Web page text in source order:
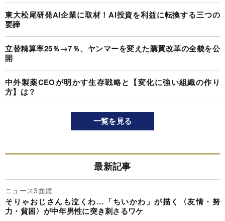
東大松尾研発AI企業に取材！AI投資を利益に転換する三つの
要諦
立替精算率25％→7％、ヤンマーを変えた購買改革の全貌を公
開
中外製薬CEOが明かす生存戦略と【変化に強い組織の作り
方】は？
一覧を見る
最新記事
ニュース3面鏡
そりゃおじさんも泣くわ…「ちいかわ」が描く〈友情・努
力・貧困〉が中年男性に突き刺さるワケ